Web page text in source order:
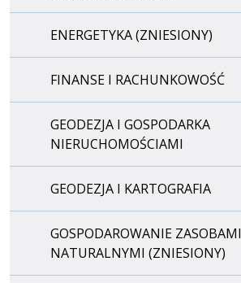
ENERGETYKA (ZNIESIONY)
FINANSE I RACHUNKOWOŚĆ
GEODEZJA I GOSPODARKA
NIERUCHOMOŚCIAMI
GEODEZJA I KARTOGRAFIA
GOSPODAROWANIE ZASOBAMI
NATURALNYMI (ZNIESIONY)